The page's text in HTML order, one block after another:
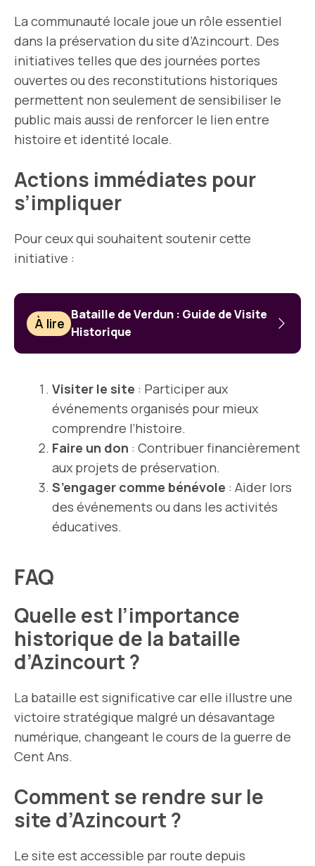
La communauté locale joue un rôle essentiel
dans la préservation du site d’Azincourt. Des
initiatives telles que des journées portes
ouvertes ou des reconstitutions historiques
permettent non seulement de sensibiliser le
public mais aussi de renforcer le lien entre
histoire et identité locale.
Actions immédiates pour
s’impliquer
Pour ceux qui souhaitent soutenir cette
initiative :
À lire
Bataille de Verdun : Guide de Visite
Historique
Visiter le site : Participer aux
événements organisés pour mieux
comprendre l’histoire.
Faire un don : Contribuer financièrement
aux projets de préservation.
S’engager comme bénévole : Aider lors
des événements ou dans les activités
éducatives.
FAQ
Quelle est l’importance
historique de la bataille
d’Azincourt ?
La bataille est significative car elle illustre une
victoire stratégique malgré un désavantage
numérique, changeant le cours de la guerre de
Cent Ans.
Comment se rendre sur le
site d’Azincourt ?
Le site est accessible par route depuis